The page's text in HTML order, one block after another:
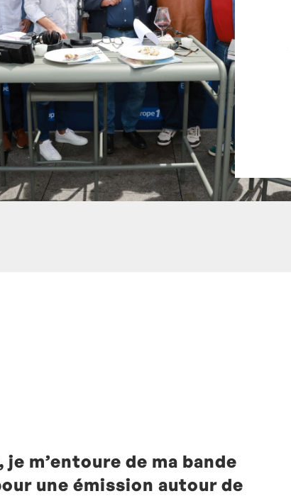
je m’entoure de ma bande
une émission autour de